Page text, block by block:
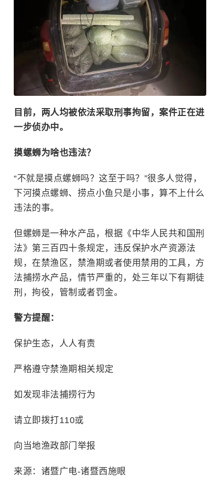
目前，两人均被依法采取刑事拘留，案件正在进
一步侦办中。
摸螺蛳为啥也违法？
“不就是摸点螺蛳吗？这至于吗？”很多人觉得，
下河摸点螺蛳、捞点小鱼只是小事，算不上什么
违法的事。
但螺蛳是一种水产品，根据《中华人民共和国刑
法》第三百四十条规定，违反保护水产资源法
规，在禁渔区，禁渔期或者使用禁用的工具，方
法捕捞水产品，情节严重的，处三年以下有期徒
刑，拘役，管制或者罚金。
警方提醒：
保护生态，人人有责
严格遵守禁渔期相关规定
如发现非法捕捞行为
请立即拨打110或
向当地渔政部门举报
来源：诸暨广电-诸暨西施眼